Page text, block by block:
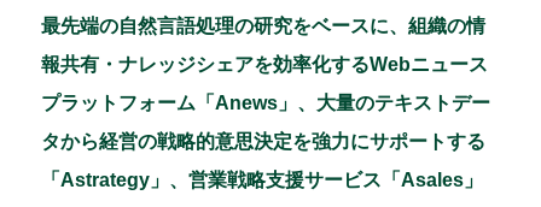
最先端の自然言語処理の研究をベースに、組織の情
報共有・ナレッジシェアを効率化するWebニュース
プラットフォーム「Anews」、大量のテキストデー
タから経営の戦略的意思決定を強力にサポートする
「Astrategy」、営業戦略支援サービス「Asales」